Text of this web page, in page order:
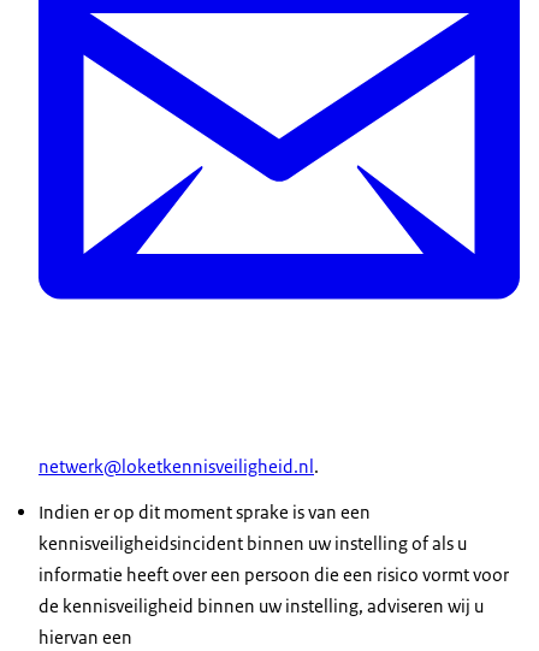
netwerk@loketkennisveiligheid.nl .
Indien er op dit moment sprake is van een
kennisveiligheidsincident binnen uw instelling of als u
informatie heeft over een persoon die een risico vormt voor
de kennisveiligheid binnen uw instelling, adviseren wij u
hiervan een